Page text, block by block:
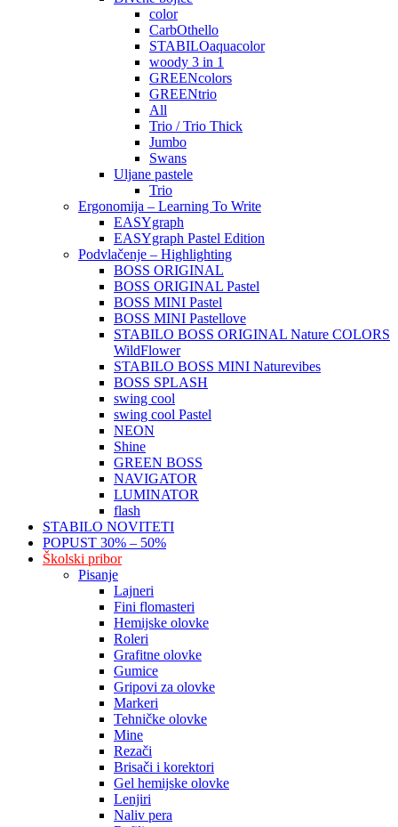
color
CarbOthello
STABILOaquacolor
woody 3 in 1
GREENcolors
GREENtrio
All
Trio / Trio Thick
Jumbo
Swans
Uljane pastele
Trio
Ergonomija – Learning To Write
EASYgraph
EASYgraph Pastel Edition
Podvlačenje – Highlighting
BOSS ORIGINAL
BOSS ORIGINAL Pastel
BOSS MINI Pastel
BOSS MINI Pastellove
STABILO BOSS ORIGINAL Nature COLORS
WildFlower
STABILO BOSS MINI Naturevibes
BOSS SPLASH
swing cool
swing cool Pastel
NEON
Shine
GREEN BOSS
NAVIGATOR
LUMINATOR
flash
STABILO NOVITETI
POPUST 30% – 50%
Školski pribor
Pisanje
Lajneri
Fini flomasteri
Hemijske olovke
Roleri
Grafitne olovke
Gumice
Gripovi za olovke
Markeri
Tehničke olovke
Mine
Rezači
Brisači i korektori
Gel hemijske olovke
Lenjiri
Naliv pera